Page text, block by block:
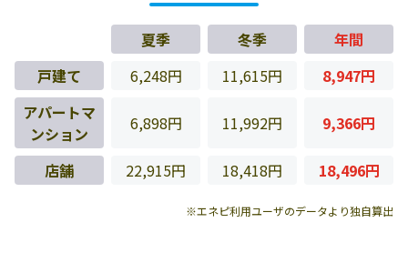
夏季 冬季
年間
戸建て
6,248円 11,615円
8,947円
アパートマ
ンション
6,898円 11,992円 9,366円
店舗 22,915円 18,418円 18,496円
※エネピ利用ユーザのデータより独自算出